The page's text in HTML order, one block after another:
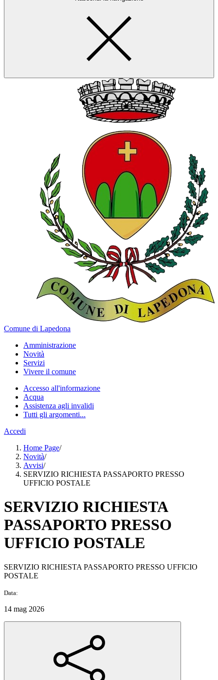
Comune di Lapedona
Amministrazione
Novità
Servizi
Vivere il comune
Accesso all'informazione
Acqua
Assistenza agli invalidi
Tutti gli argomenti...
Accedi
Home Page/
Novità/
Avvisi/
SERVIZIO RICHIESTA PASSAPORTO PRESSO
UFFICIO POSTALE
SERVIZIO RICHIESTA
PASSAPORTO PRESSO
UFFICIO POSTALE
SERVIZIO RICHIESTA PASSAPORTO PRESSO UFFICIO
POSTALE
Data:
14 mag 2026